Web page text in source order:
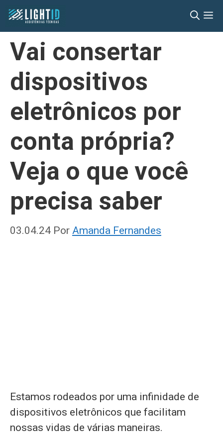
Pular
para
conteúdo
Vai consertar
dispositivos
eletrônicos por
conta própria?
Veja o que você
precisa saber
03.04.24 Por Amanda Fernandes
Estamos rodeados por uma infinidade de
dispositivos eletrônicos que facilitam
nossas vidas de várias maneiras.